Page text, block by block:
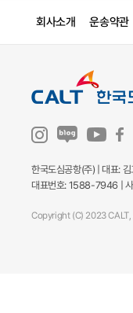
회사소개 운송약관
한국도심공항(주) | 대표:
대표번호: 1588-7946 |
Copyright (C) 2023